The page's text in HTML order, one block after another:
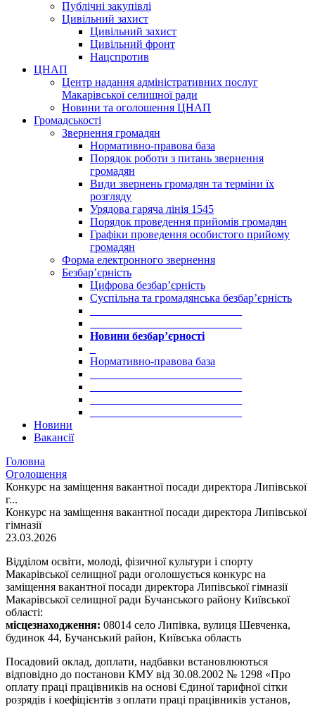
Публічні закупівлі
Цивільний захист
Цивільний захист
Цивільний фронт
Нацспротив
ЦНАП
Центр надання адміністративних послуг
Макарівської селищної ради
Новини та оголошення ЦНАП
Громадськості
Звернення громадян
Нормативно-правова база
Порядок роботи з питань звернення
громадян
Види звернень громадян та терміни їх
розгляду
Урядова гаряча лінія 1545
Порядок проведення прийомів громадян
Графіки проведення особистого прийому
громадян
Форма електронного звернення
Безбар’єрність
Цифрова безбар’єрність
Суспільна та громадянська безбар’єрність
Новини безбар’єрності
Нормативно-правова база
Новини
Вакансії
Головна
Оголошення
Конкурс на заміщення вакантної посади директора Липівської
г...
Конкурс на заміщення вакантної посади директора Липівської
гімназії
23.03.2026
Відділом освіти, молоді, фізичної культури і спорту
Макарівської селищної ради оголошується конкурс на
заміщення вакантної посади директора Липівської гімназії
Макарівської селищної ради Бучанського району Київської
області:
місцезнаходження: 08014 село Липівка, вулиця Шевченка,
будинок 44, Бучанський район, Київська область
Посадовий оклад, доплати, надбавки встановлюються
відповідно до постанови КМУ від 30.08.2002 № 1298 «Про
оплату праці працівників на основі Єдиної тарифної сітки
розрядів і коефіцієнтів з оплати праці працівників установ,